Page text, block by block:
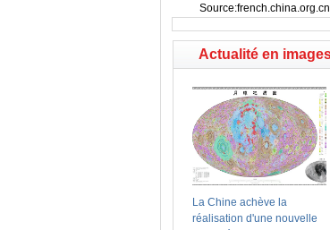
Source:french.china.org.cn